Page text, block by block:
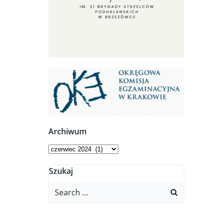
Archiwum
Archiwum
Szukaj
Search